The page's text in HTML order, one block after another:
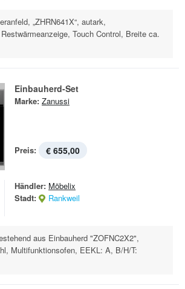
„ZHRN641X“, autark,
Touch Control, Breite ca.
Einbauherd-Set
Marke: Zanussi
Preis: € 655,00
Händler: Möbelix
Stadt:
Rankweil
aus Einbauherd "ZOFNC2X2",
Multifunktionsofen, EEKL: A, B/H/T: